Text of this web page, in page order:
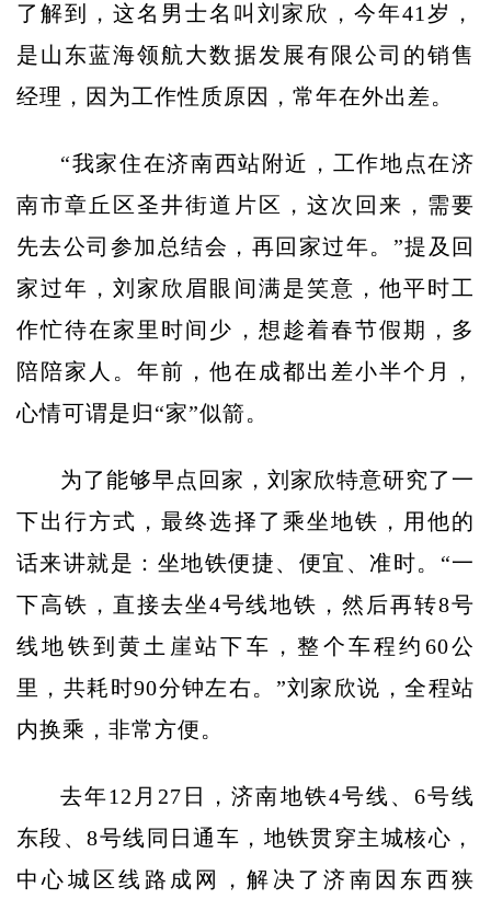
了解到，这名男士名叫刘家欣，今年41岁，
是山东蓝海领航大数据发展有限公司的销售
经理，因为工作性质原因，常年在外出差。
“我家住在济南西站附近，工作地点在济
南市章丘区圣井街道片区，这次回来，需要
先去公司参加总结会，再回家过年。”提及回
家过年，刘家欣眉眼间满是笑意，他平时工
作忙待在家里时间少，想趁着春节假期，多
陪陪家人。年前，他在成都出差小半个月，
心情可谓是归“家”似箭。
为了能够早点回家，刘家欣特意研究了一
下出行方式，最终选择了乘坐地铁，用他的
话来讲就是：坐地铁便捷、便宜、准时。“一
下高铁，直接去坐4号线地铁，然后再转8号
线地铁到黄土崖站下车，整个车程约60公
里，共耗时90分钟左右。”刘家欣说，全程站
内换乘，非常方便。
去年12月27日，济南地铁4号线、6号线
东段、8号线同日通车，地铁贯穿主城核心，
中心城区线路成网，解决了济南因东西狭